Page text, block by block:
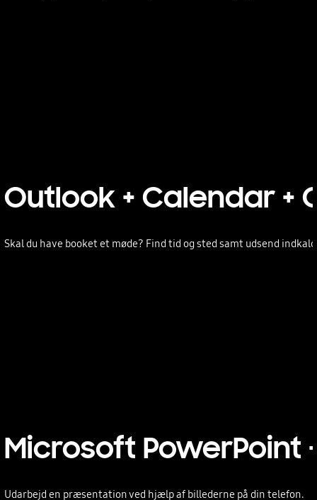
Outlook + Calendar +
Skal du have booket et møde? Find tid og sted samt udsend
Microsoft PowerPoint
Udarbejd en præsentation ved hjælp af billederne på din telefon.